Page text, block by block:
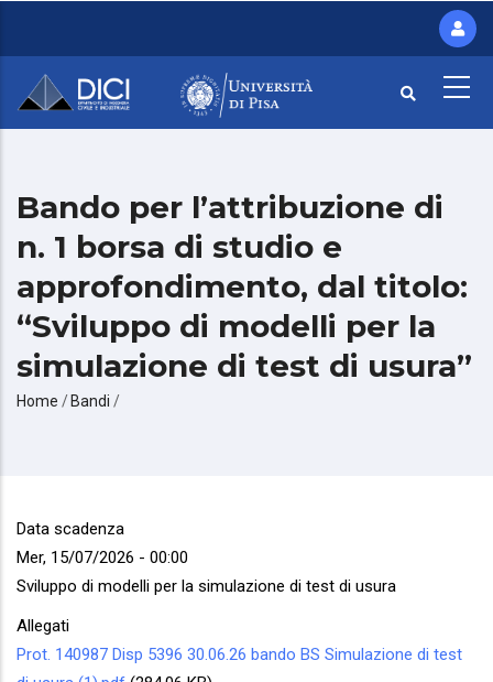
contenuto
principale
Bando per l’attribuzione di
n. 1 borsa di studio e
approfondimento, dal titolo:
“Sviluppo di modelli per la
simulazione di test di usura”
Briciole
Home / Bandi /
Data scadenza
Mer, 15/07/2026 - 00:00
Sviluppo di modelli per la simulazione di test di usura
Allegati
Prot. 140987 Disp 5396 30.06.26 bando BS Simulazione di test